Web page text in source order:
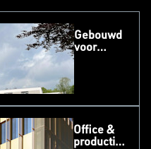
Gebouwd
voor
Office &
production